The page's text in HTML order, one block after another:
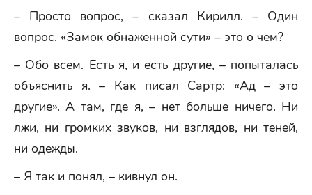
– Просто вопрос, – сказал Кирилл. – Один
вопрос. «Замок обнаженной сути» – это о чем?
– Обо всем. Есть я, и есть другие, – попыталась
объяснить я. – Как писал Сартр: «Ад – это
другие». А там, где я, – нет больше ничего. Ни
лжи, ни громких звуков, ни взглядов, ни теней,
ни одежды.
– Я так и понял, – кивнул он.